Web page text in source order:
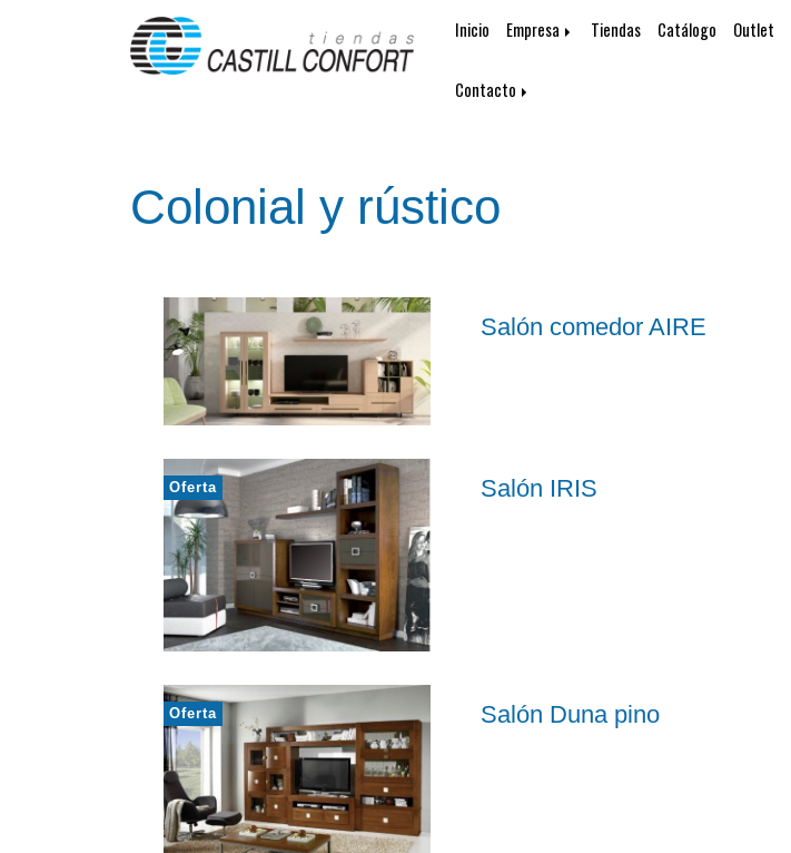
Inicio Empresa Tiendas Catálogo Outlet
Contacto
Colonial y rústico
Salón comedor AIRE
Oferta Salón IRIS
Oferta Salón Duna pino